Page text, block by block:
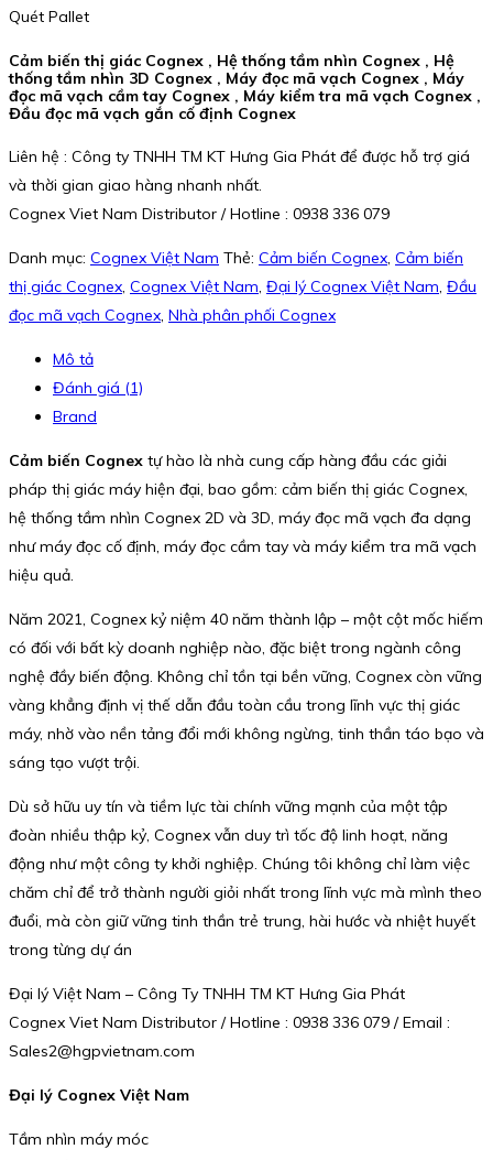
Quét Pallet
Cảm biến thị giác Cognex , Hệ thống tầm nhìn Cognex , Hệ
thống tầm nhìn 3D Cognex , Máy đọc mã vạch Cognex , Máy
đọc mã vạch cầm tay Cognex , Máy kiểm tra mã vạch Cognex ,
Đầu đọc mã vạch gắn cố định Cognex
Liên hệ : Công ty TNHH TM KT Hưng Gia Phát để được hỗ trợ giá
và thời gian giao hàng nhanh nhất.
Cognex Viet Nam Distributor / Hotline : 0938 336 079
Danh mục: Cognex Việt Nam Thẻ: Cảm biến Cognex, Cảm biến
thị giác Cognex, Cognex Việt Nam, Đại lý Cognex Việt Nam, Đầu
đọc mã vạch Cognex, Nhà phân phối Cognex
Mô tả
Đánh giá (1)
Brand
Cảm biến Cognex tự hào là nhà cung cấp hàng đầu các giải
pháp thị giác máy hiện đại, bao gồm: cảm biến thị giác Cognex,
hệ thống tầm nhìn Cognex 2D và 3D, máy đọc mã vạch đa dạng
như máy đọc cố định, máy đọc cầm tay và máy kiểm tra mã vạch
hiệu quả.
Năm 2021, Cognex kỷ niệm 40 năm thành lập – một cột mốc hiếm
có đối với bất kỳ doanh nghiệp nào, đặc biệt trong ngành công
nghệ đầy biến động. Không chỉ tồn tại bền vững, Cognex còn vững
vàng khẳng định vị thế dẫn đầu toàn cầu trong lĩnh vực thị giác
máy, nhờ vào nền tảng đổi mới không ngừng, tinh thần táo bạo và
sáng tạo vượt trội.
Dù sở hữu uy tín và tiềm lực tài chính vững mạnh của một tập
đoàn nhiều thập kỷ, Cognex vẫn duy trì tốc độ linh hoạt, năng
động như một công ty khởi nghiệp. Chúng tôi không chỉ làm việc
chăm chỉ để trở thành người giỏi nhất trong lĩnh vực mà mình theo
đuổi, mà còn giữ vững tinh thần trẻ trung, hài hước và nhiệt huyết
trong từng dự án
Đại lý Việt Nam – Công Ty TNHH TM KT Hưng Gia Phát
Cognex Viet Nam Distributor / Hotline : 0938 336 079 / Email :
Sales2@hgpvietnam.com
Đại lý Cognex Việt Nam
Tầm nhìn máy móc